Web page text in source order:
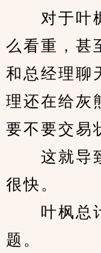
对于叶枫
么看重，甚
和总经理聊
理还在给灰
要不要交易
这就导致
很快。
叶枫总计
题。